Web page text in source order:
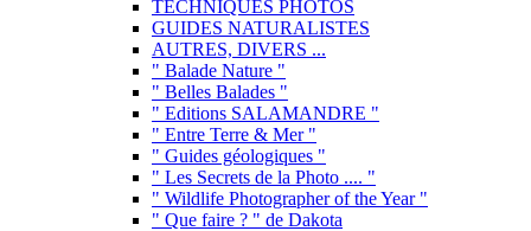
TECHNIQUES PHOTOS
GUIDES NATURALISTES
AUTRES, DIVERS ...
" Balade Nature "
" Belles Balades "
" Editions SALAMANDRE "
" Entre Terre & Mer "
" Guides géologiques "
" Les Secrets de la Photo .... "
" Wildlife Photographer of the Year "
" Que faire ? " de Dakota